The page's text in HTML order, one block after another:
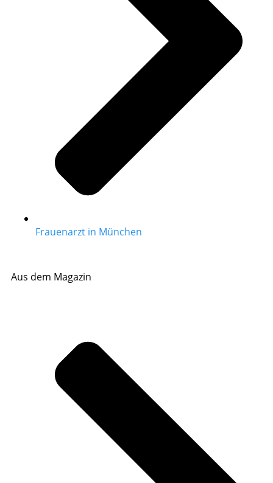
Frauenarzt in München
Aus dem Magazin